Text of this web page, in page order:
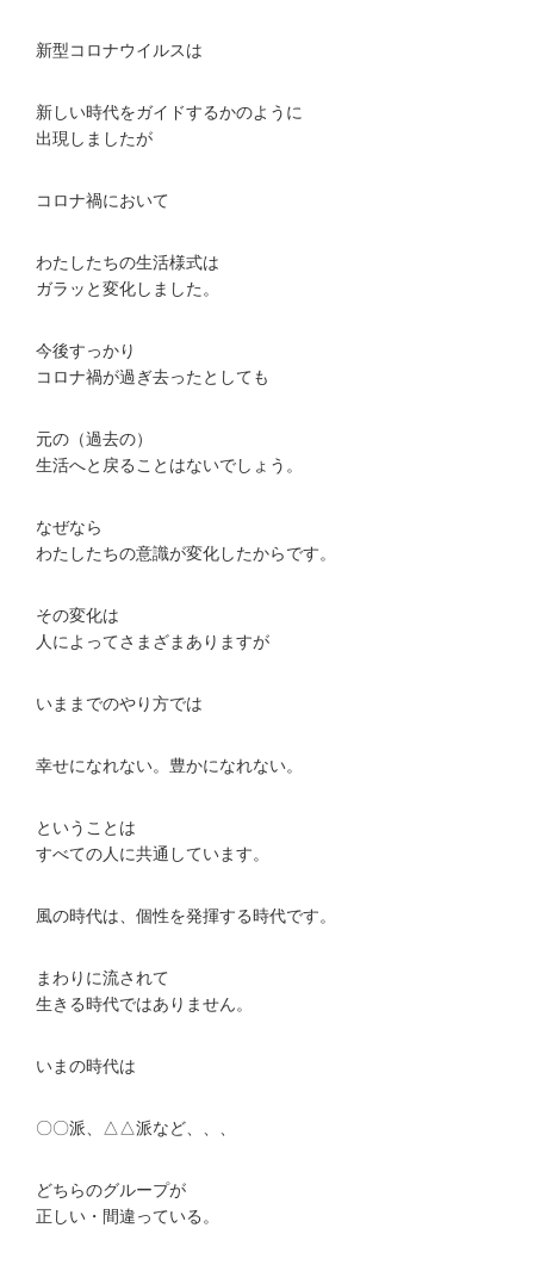
新型コロナウイルスは
新しい時代をガイドするかのように
出現しましたが
コロナ禍において
わたしたちの生活様式は
ガラッと変化しました。
今後すっかり
コロナ禍が過ぎ去ったとしても
元の（過去の）
生活へと戻ることはないでしょう。
なぜなら
わたしたちの意識が変化したからです。
その変化は
人によってさまざまありますが
いままでのやり方では
幸せになれない。豊かになれない。
ということは
すべての人に共通しています。
風の時代は、個性を発揮する時代です。
まわりに流されて
生きる時代ではありません。
いまの時代は
〇〇派、△△派など、、、
どちらのグループが
正しい・間違っている。